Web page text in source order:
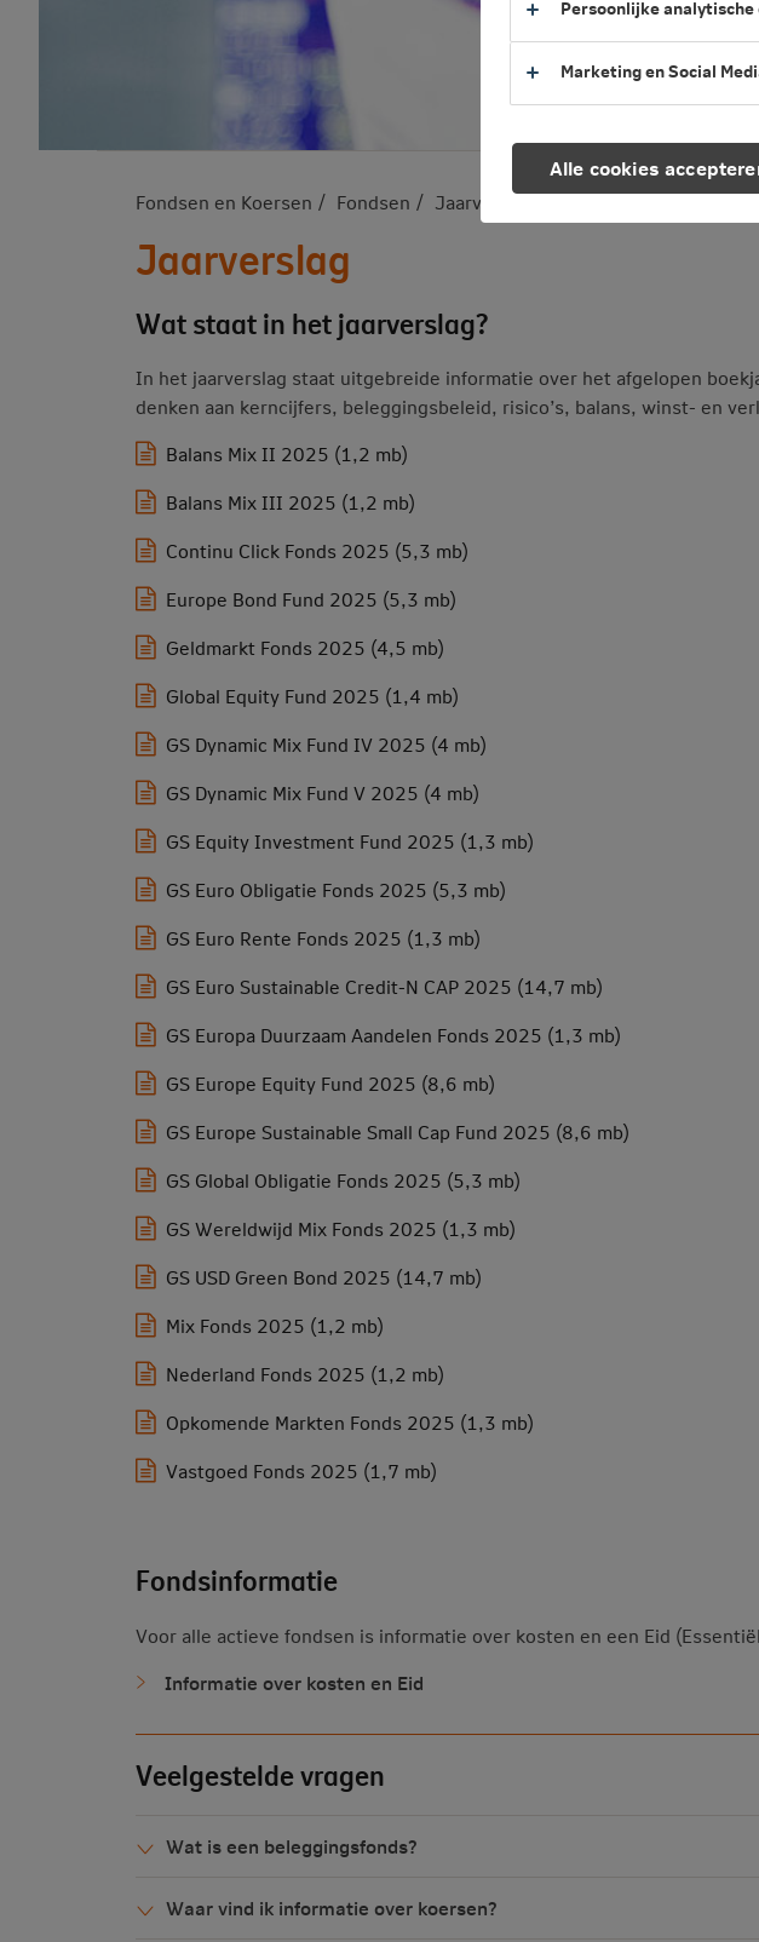
Fondsen en Koersen Fondsen Jaarverslagen
Jaarverslag
Wat staat in het jaarverslag?
In het jaarverslag staat uitgebreide informatie over het afgelopen
denken aan kerncijfers, beleggingsbeleid, risico’s, balans, winst- en
Balans Mix II 2025 (1,2 mb)
Balans Mix III 2025 (1,2 mb)
Continu Click Fonds 2025 (5,3 mb)
Europe Bond Fund 2025 (5,3 mb)
Geldmarkt Fonds 2025 (4,5 mb)
Global Equity Fund 2025 (1,4 mb)
GS Dynamic Mix Fund IV 2025 (4 mb)
GS Dynamic Mix Fund V 2025 (4 mb)
GS Equity Investment Fund 2025 (1,3 mb)
GS Euro Obligatie Fonds 2025 (5,3 mb)
GS Euro Rente Fonds 2025 (1,3 mb)
GS Euro Sustainable Credit-N CAP 2025 (14,7 mb)
GS Europa Duurzaam Aandelen Fonds 2025 (1,3 mb)
GS Europe Equity Fund 2025 (8,6 mb)
GS Europe Sustainable Small Cap Fund 2025 (8,6 mb)
GS Global Obligatie Fonds 2025 (5,3 mb)
GS Wereldwijd Mix Fonds 2025 (1,3 mb)
GS USD Green Bond 2025 (14,7 mb)
Mix Fonds 2025 (1,2 mb)
Nederland Fonds 2025 (1,2 mb)
Opkomende Markten Fonds 2025 (1,3 mb)
Vastgoed Fonds 2025 (1,7 mb)
Fondsinformatie
Voor alle actieve fondsen is informatie over kosten en een Eid
Informatie over kosten en Eid
Veelgestelde vragen
Wat is een beleggingsfonds?
Waar vind ik informatie over koersen?
Alle cookies
Persoonlijke analytische
Marketing en Social